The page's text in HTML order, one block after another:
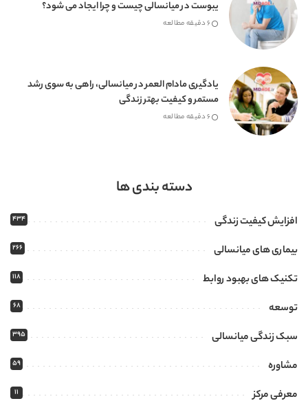
یبوست در میانسالی چیست و چرا ایجاد می شود؟
6 دقیقه مطالعه
یادگیری مادام العمر در میانسالی، راهی به سوی رشد
مستمر و کیفیت بهتر زندگی
6 دقیقه مطالعه
دسته بندی ها
افزایش کیفیت زندگی 434
بیماری های میانسالی 266
تکنیک های بهبود روابط 118
توسعه 68
سبک زندگی میانسالی 395
مشاوره 59
معرفی مرکز 11